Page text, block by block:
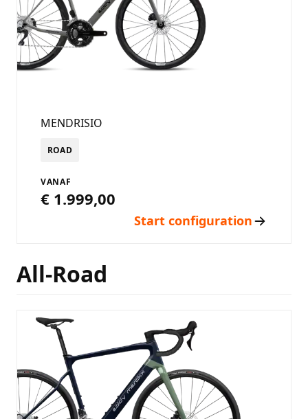
MENDRISIO
ROAD
VANAF
€ 1.999,00
Start configuration
All-Road